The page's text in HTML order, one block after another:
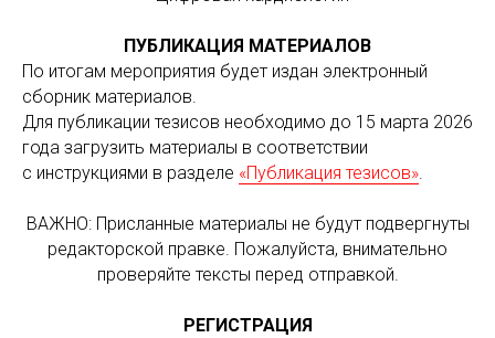
ПУБЛИКАЦИЯ МАТЕРИАЛОВ
По итогам мероприятия будет издан электронный
сборник материалов.
Для публикации тезисов необходимо до 15 марта 2026
года загрузить материалы в соответствии
с инструкциями в разделе «Публикация тезисов»
ВАЖНО: Присланные материалы не будут подвергнуты
редакторской правке. Пожалуйста, внимательно
проверяйте тексты перед отправкой.
РЕГИСТРАЦИЯ